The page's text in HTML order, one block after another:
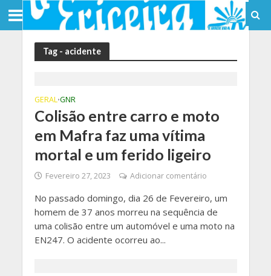
Tag - acidente
GERAL•GNR
Colisão entre carro e moto
em Mafra faz uma vítima
mortal e um ferido ligeiro
Fevereiro 27, 2023 Adicionar comentário
No passado domingo, dia 26 de Fevereiro, um
homem de 37 anos morreu na sequência de
uma colisão entre um automóvel e uma moto na
EN247. O acidente ocorreu ao...